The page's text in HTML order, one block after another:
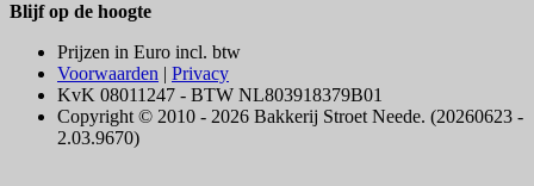
Blijf op de hoogte
Prijzen in Euro incl. btw
Voorwaarden | Privacy
KvK 08011247 - BTW NL803918379B01
Copyright © 2010 - 2026 Bakkerij Stroet Neede. (20260623 -
2.03.9670)